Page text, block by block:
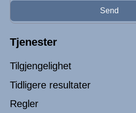
Send
Tjenester
Tilgjengelighet
Tidligere resultater
Regler